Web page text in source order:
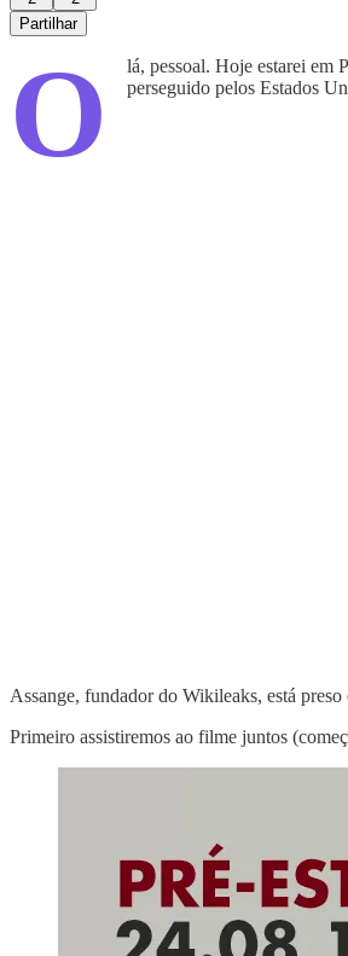
Partilhar
O
lá, pessoal. Hoje estarei em
perseguido pelos Estados
Assange, fundador do Wikileaks, está
Primeiro assistiremos ao filme juntos